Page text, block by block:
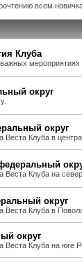
всем
Клуба
мероприятиях
округ
округ
Веста Клуба в
Веста Клуба на
округ
Веста Клуба в
округ
Веста Клуба на юге